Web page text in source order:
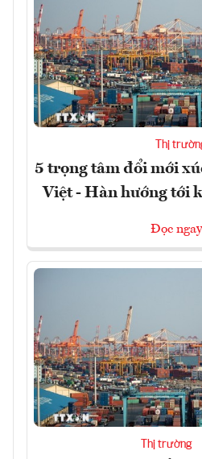
Thị
5 trọng tâm đổi mới
Việt - Hàn hướng tới
Đọc ngay
Thị trường